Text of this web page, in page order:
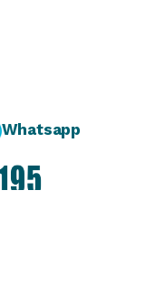
Whatsapp